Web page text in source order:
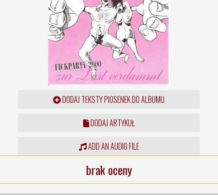
DODAJ TEKSTY PIOSENEK DO ALBUMU
DODAJ ARTYKUŁ
ADD AN AUDIO FILE
brak oceny